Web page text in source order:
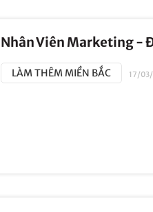
Nhân Viên Marketing -
LÀM THÊM MIỀN BẮC 17/